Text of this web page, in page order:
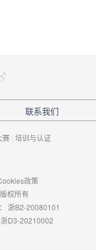
联系我们
赛 | 培训与认证
政策
权所有
浙B2-20080101
浙D3-20210002